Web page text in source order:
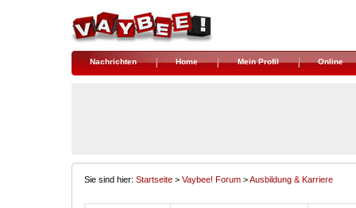
Nachrichten Home Mein Profil Online
Sie sind hier: Startseite > Vaybee! Forum >Ausbildung & Karriere